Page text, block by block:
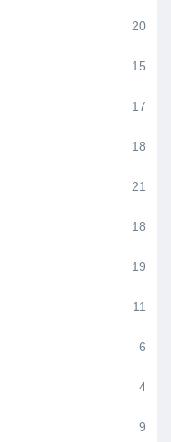
20
15
17
18
21
18
19
11
6
4
9